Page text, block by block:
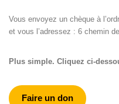
Vous envoyez un chèque à
et vous l’adressez : 6 chemin
Plus simple. Cliquez ci-
Faire un don